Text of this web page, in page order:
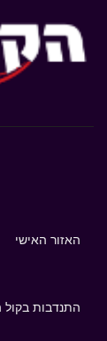
האזור האישי
התנדבות בקול